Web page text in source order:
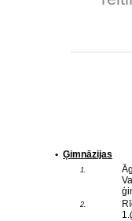
• Ģimnāzijas
1.
2.